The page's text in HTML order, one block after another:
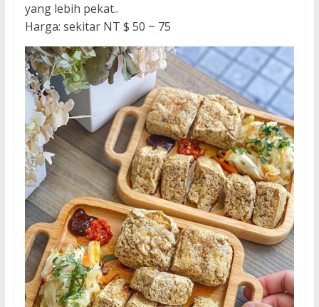
yang lebih pekat..
Harga: sekitar NT $ 50 ~ 75